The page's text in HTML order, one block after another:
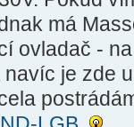
má
ovladač -
je zde